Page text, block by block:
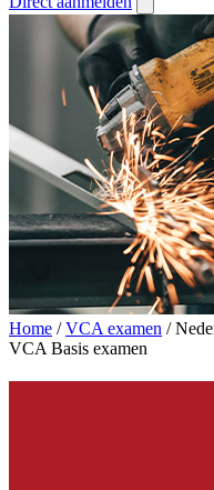
Home / VCA examen /
VCA Basis examen